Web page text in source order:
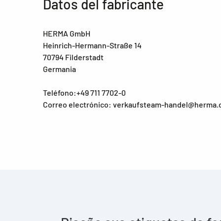
Datos del fabricante
HERMA GmbH
Heinrich-Hermann-Straße 14
70794 Filderstadt
Germania
Teléfono:+49 711 7702-0
Correo electrónico: verkaufsteam-